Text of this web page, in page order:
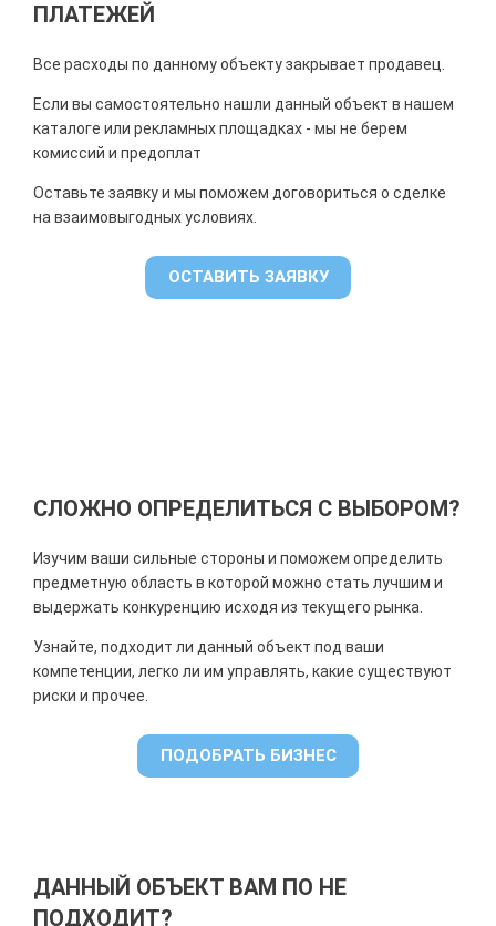
ПЛАТЕЖЕЙ
Все расходы по данному объекту закрывает продавец.
Если вы самостоятельно нашли данный объект в нашем
каталоге или рекламных площадках - мы не берем
комиссий и предоплат
Оставьте заявку и мы поможем договориться о сделке
на взаимовыгодных условиях.
ОСТАВИТЬ ЗАЯВКУ
СЛОЖНО ОПРЕДЕЛИТЬСЯ С ВЫБОРОМ?
Изучим ваши сильные стороны и поможем определить
предметную область в которой можно стать лучшим и
выдержать конкуренцию исходя из текущего рынка.
Узнайте, подходит ли данный объект под ваши
компетенции, легко ли им управлять, какие существуют
риски и прочее.
ПОДОБРАТЬ БИЗНЕС
ДАННЫЙ ОБЪЕКТ ВАМ ПО НЕ
ПОДХОДИТ?